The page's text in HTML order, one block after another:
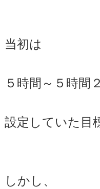
当初は
５時間～５時間
設定していた目
しかし、